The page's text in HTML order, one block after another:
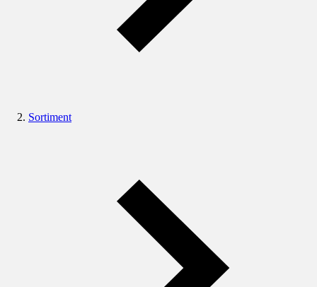
Sortiment